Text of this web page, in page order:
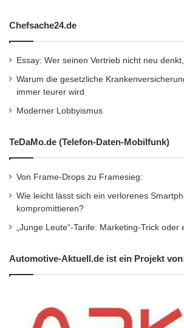
Chefsache24.de
Essay: Wer seinen Vertrieb nicht neu
Warum die gesetzliche
immer teurer wird
Moderner Lobbyismus
TeDaMo.de (Telefon-Daten-Mobilfunk)
Von Frame-Drops zu Framesieg:
Wie leicht lässt sich ein verlorenes
kompromittieren?
„Junge Leute“-Tarife: Marketing-Trick oder
Automotive-Aktuell.de ist ein Projekt